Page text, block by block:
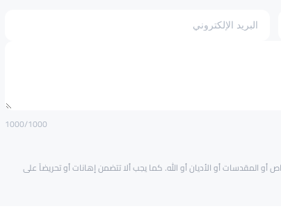
1000/1000
أو المقدسات أو الأديان أو الله. كما يجب ألا تتضمن إهانات أو تحريضاً على